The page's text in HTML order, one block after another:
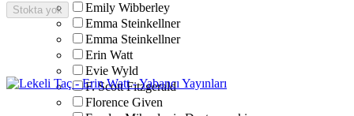
Emily Wibberley
Emma Steinkellner
Emma Steinkellner
Erin Watt
Evie Wyld
F. Scott Fitzgerald
Florence Given
Stokta yok